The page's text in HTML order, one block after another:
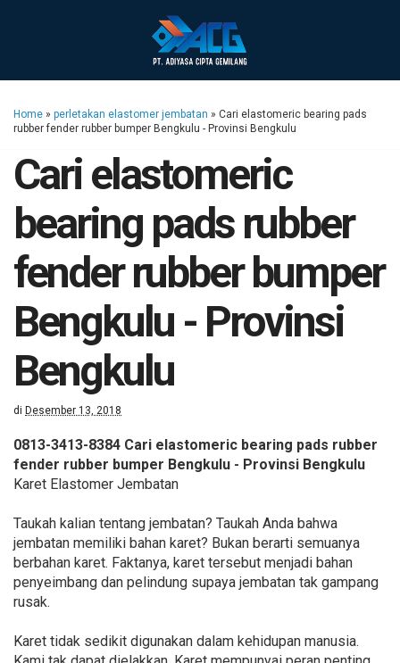
Home » perletakan elastomer jembatan » Cari elastomeric bearing pads
rubber fender rubber bumper Bengkulu - Provinsi Bengkulu
Cari elastomeric
bearing pads rubber
fender rubber bumper
Bengkulu - Provinsi
Bengkulu
di Desember 13, 2018
0813-3413-8384 Cari elastomeric bearing pads rubber
fender rubber bumper Bengkulu - Provinsi Bengkulu
Karet Elastomer Jembatan
Taukah kalian tentang jembatan? Taukah Anda bahwa
jembatan memiliki bahan karet? Bukan berarti semuanya
berbahan karet. Faktanya, karet tersebut menjadi bahan
penyeimbang dan pelindung supaya jembatan tak gampang
rusak.
Karet tidak sedikit digunakan dalam kehidupan manusia.